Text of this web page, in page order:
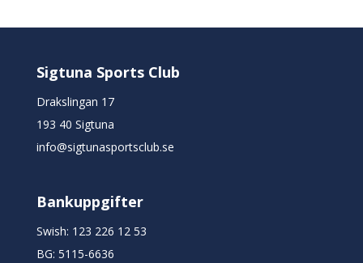
Sigtuna Sports Club
Drakslingan 17
193 40 Sigtuna
info@sigtunasportsclub.se
Bankuppgifter
Swish: 123 226 12 53
BG: 5115-6636